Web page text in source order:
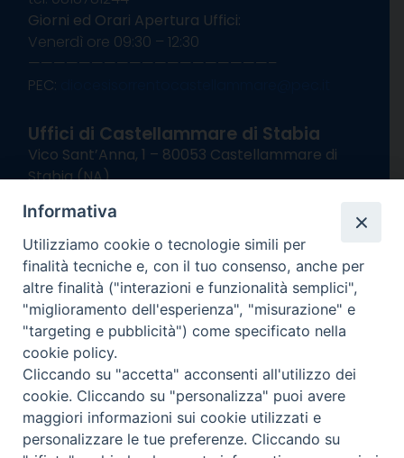
Giorni ed Orari Apertura Uffici:
Venerdì ore 09:30 – 12:30
———————————————————–
PEC:
Uffici di Castellammare di Stabia
Vico Sant’Anna, 1 – 80053 Castellammare di
Stabia (NA)
Giorni ed Orari Apertura Uffici:
Lunedì e Mercoledì ore 09:00 – 13:00
Uffici Matrimoni:
Lunedì e Mercoledì ore 09:30 – 12:30
seguici su
Channel
Informativa Privacy
COPYRIGHT © 2013-2025
Informativa
Utilizziamo cookie o tecnologie simili per
finalità tecniche e, con il tuo consenso, anche per
altre finalità ("interazioni e funzionalità semplici",
"miglioramento dell'esperienza", "misurazione" e
"targeting e pubblicità") come specificato nella
cookie policy.
Cliccando su "accetta" acconsenti all'utilizzo dei
cookie. Cliccando su "personalizza" puoi avere
maggiori informazioni sui cookie utilizzati e
personalizzare le tue preferenze. Cliccando su